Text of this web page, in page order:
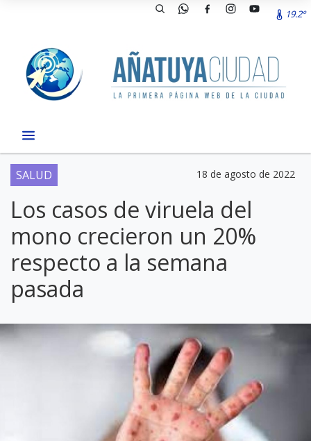
19.2º
SALUD 18 de agosto de 2022
Los casos de viruela del
mono crecieron un 20%
respecto a la semana
pasada